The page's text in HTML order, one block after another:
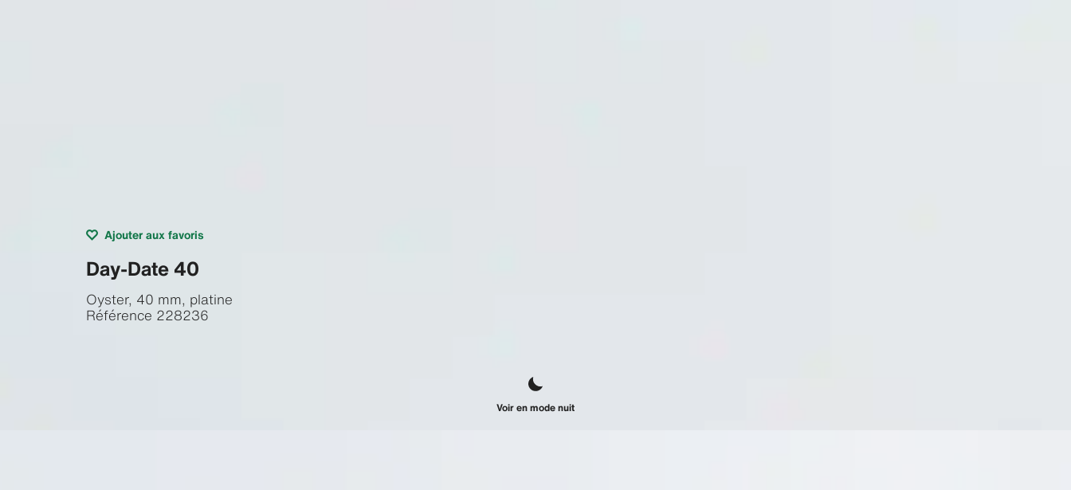
Ajouter aux favoris
Day-Date 40
Oyster, 40 mm, platine
Référence 228236
Voir en mode nuit